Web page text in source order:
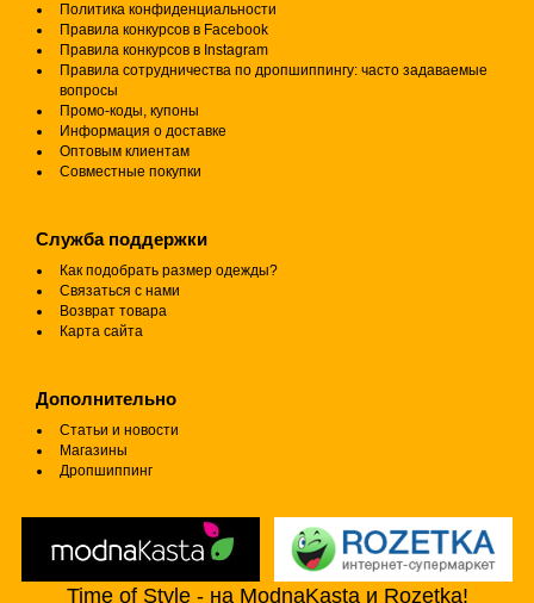
Политика конфиденциальности
Правила конкурсов в Facebook
Правила конкурсов в Instagram
Правила сотрудничества по дропшиппингу: часто задаваемые
вопросы
Промо-коды, купоны
Информация о доставке
Оптовым клиентам
Совместные покупки
Служба поддержки
Как подобрать размер одежды?
Связаться с нами
Возврат товара
Карта сайта
Дополнительно
Статьи и новости
Магазины
Дропшиппинг
Time of Style - на ModnaKasta и Rozetka!